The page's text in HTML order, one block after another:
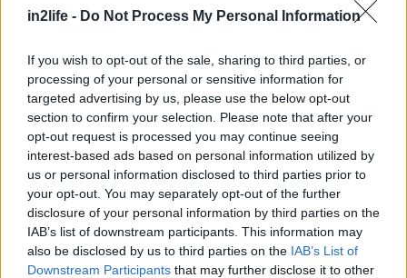
in2life - Do Not Process My Personal Information
If you wish to opt-out of the sale, sharing to third parties, or
processing of your personal or sensitive information for
targeted advertising by us, please use the below opt-out
section to confirm your selection. Please note that after your
opt-out request is processed you may continue seeing
interest-based ads based on personal information utilized by
us or personal information disclosed to third parties prior to
your opt-out. You may separately opt-out of the further
disclosure of your personal information by third parties on the
IAB’s list of downstream participants. This information may
also be disclosed by us to third parties on the IAB’s List of
Downstream Participants that may further disclose it to other
Πέρσι, το καλοκαιρινό Roadshow της COSMOTE
περισσότερους από 4.500 θεατές. Μέσα από αυτήν
την πρωτοβουλία, η COSMOTE TELEKOM φέρνει
την τέχνη και την τεχνολογία πιο κοντά στο ευρύ
κοινό, στηρίζοντας ενεργά τις τοπικές κοινωνίες.
Μάθε πότε το Roadshow θα επισκεφτεί τη δική
σου περιοχή! Δες το αναλυτικό πρόγραμμα και
όλες τις πληροφορίες στο:
cosmote.gr/static/cosmote/el/telekomroadshow